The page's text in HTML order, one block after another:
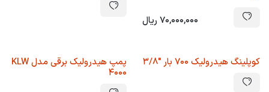
70,000,000 ریال
کوپلینگ هیدرولیک 700 بار "3/8 پمپ هیدرولیک برقی مدل KLW
4000